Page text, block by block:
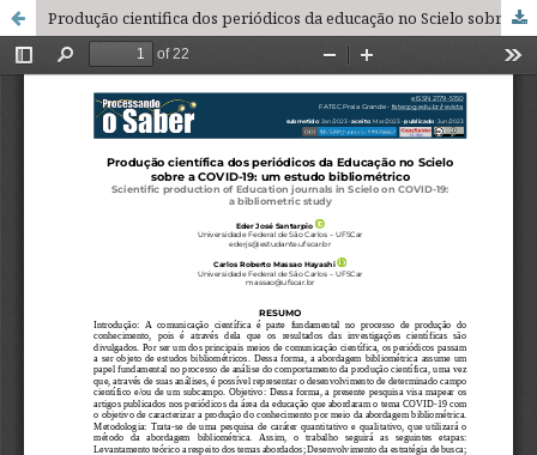
Produção cientifica dos periódicos da educação no Scielo sobre a COVID-19